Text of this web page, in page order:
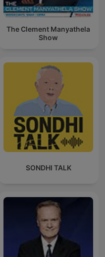
The Clement Manyathela
Show
SONDHI TALK